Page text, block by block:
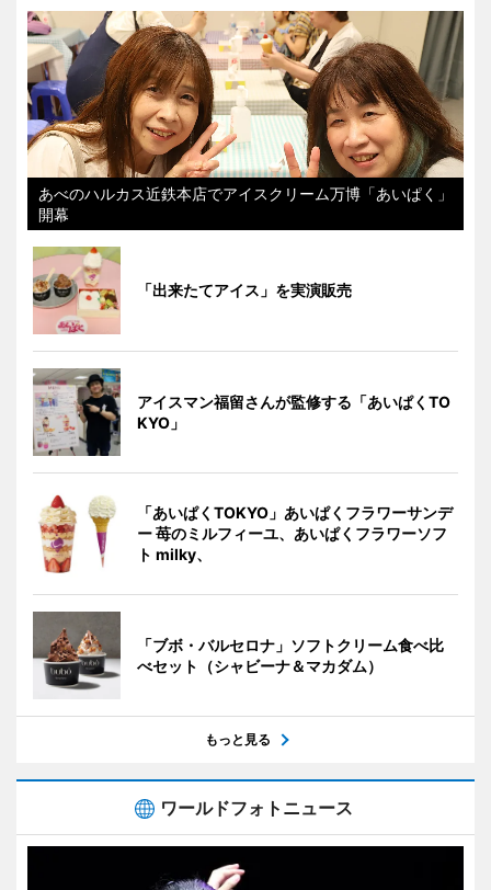
あべのハルカス近鉄本店でアイスクリーム万博「あいぱく」
開幕
「出来たてアイス」を実演販売
アイスマン福留さんが監修する「あいぱくTO
KYO」
「あいぱくTOKYO」あいぱくフラワーサンデ
ー 苺のミルフィーユ、あいぱくフラワーソフ
ト milky、
「ブボ・バルセロナ」ソフトクリーム食べ比
べセット（シャビーナ＆マカダム）
もっと見る
ワールドフォトニュース